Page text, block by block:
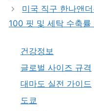
미국 직구 한나앤
100 핏 및 세탁 수축률
건강정보
글로벌 사이즈 규격
대마도 실전 가이드
도쿄